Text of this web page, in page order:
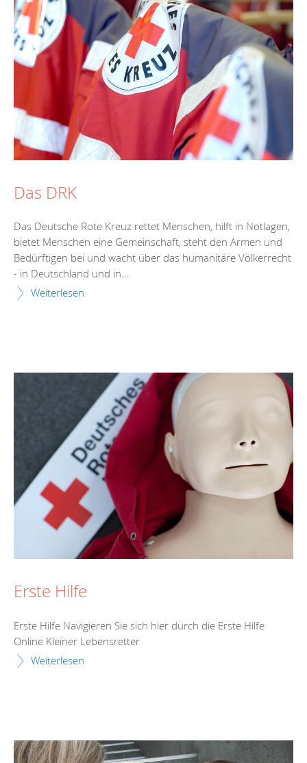
Das DRK
Das Deutsche Rote Kreuz rettet Menschen, hilft in Notlagen,
bietet Menschen eine Gemeinschaft, steht den Armen und
Bedürftigen bei und wacht über das humanitäre Völkerrecht
- in Deutschland und in...
Weiterlesen
Erste Hilfe
Erste Hilfe Navigieren Sie sich hier durch die Erste Hilfe
Online Kleiner Lebensretter
Weiterlesen